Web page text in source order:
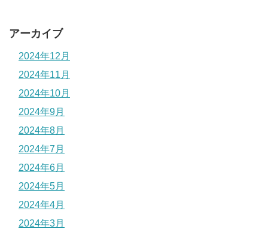
アーカイブ
2024年12月
2024年11月
2024年10月
2024年9月
2024年8月
2024年7月
2024年6月
2024年5月
2024年4月
2024年3月